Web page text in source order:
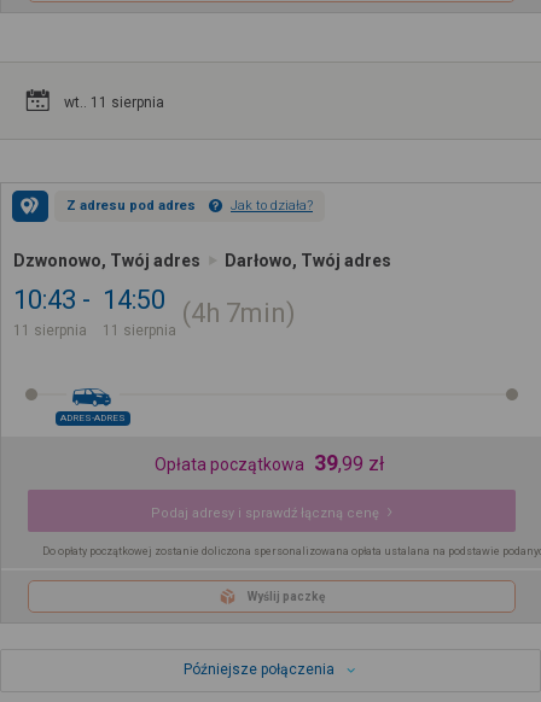
wt.. 11 sierpnia
Z adresu pod adres Jak to działa?
Dzwonowo, Twój adres Darłowo, Twój adres
10:43
11 sierpnia
14:50
11 sierpnia
4h 7min
ADRES-ADRES
Opłata początkowa 39,99 zł
Podaj adresy i sprawdź łączną cenę
Do opłaty początkowej zostanie doliczona spersonalizowana opłata ustalana na podstawie
Wyślij paczkę
Późniejsze połączenia